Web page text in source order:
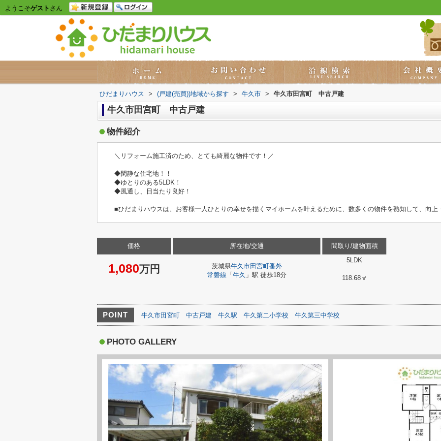
ようこそゲスト さん
ひだまりハウス > (戸建(売買))地域から探す > 牛久市 > 牛久市田宮町 中古戸建
牛久市田宮町 中古戸建
物件紹介
＼リフォーム施工済のため、とても綺麗な物件です！／
◆閑静な住宅地！！
◆ゆとりのある5LDK！
◆風通し、日当たり良好！
■ひだまりハウスは、お客様一人ひとりの幸せを描くマイホームを叶えるために、数多くの物件を熟知して、向上
価格
1,080万円
所在地/交通
茨城県牛久市田宮町番外
常磐線 「 牛久 」駅 徒歩18分
間取り/建物面積
5LDK
118.68㎡
POINT 牛久市田宮町 中古戸建 牛久駅 牛久第二小学校 牛久第三中学校
PHOTO GALLERY